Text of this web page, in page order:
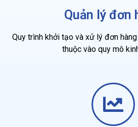
Quản lý đơn
Quy trình khởi tạo và xử lý đơn
thuộc vào quy mô